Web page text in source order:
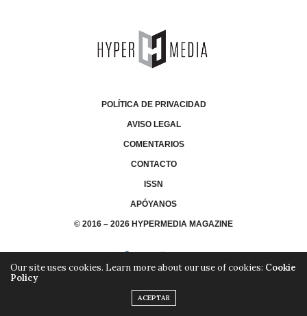
POLÍTICA DE PRIVACIDAD
AVISO LEGAL
COMENTARIOS
CONTACTO
ISSN
APÓYANOS
© 2016 – 2026 HYPERMEDIA MAGAZINE
Our site uses cookies. Learn more about our use of cookies: Cookie
Policy
ACEPTAR